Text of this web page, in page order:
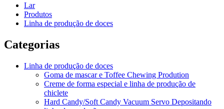
Lar
Produtos
Linha de produção de doces
Categorias
Linha de produção de doces
Goma de mascar e Toffee Chewing Prodution
Creme de forma especial e linha de produção de
chiclete
Hard Candy/Soft Candy Vacuum Servo Depositando